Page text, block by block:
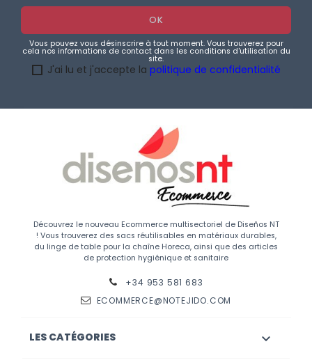
Vous pouvez vous désinscrire à tout moment. Vous trouverez pour
cela nos informations de contact dans les conditions d'utilisation du
site.
J'ai lu et j'accepte la politique de confidentialité
Découvrez le nouveau Ecommerce multisectoriel de Diseños NT
! Vous trouverez des sacs réutilisables en matériaux durables,
du linge de table pour la chaîne Horeca, ainsi que des articles
de protection hygiénique et sanitaire
+34 953 581 683
ECOMMERCE@NOTEJIDO.COM
LES CATÉGORIES 